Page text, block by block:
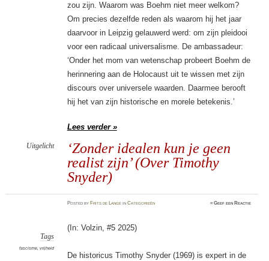
zou zijn. Waarom was Boehm niet meer welkom?
Om precies dezelfde reden als waarom hij het jaar
daarvoor in Leipzig gelauwerd werd: om zijn pleidooi
voor een radicaal universalisme. De ambassadeur:
‘Onder het mom van wetenschap probeert Boehm de
herinnering aan de Holocaust uit te wissen met zijn
discours over universele waarden. Daarmee berooft
hij het van zijn historische en morele betekenis.’
Lees verder »
‘Zonder idealen kun je geen
realist zijn’ (Over Timothy
Snyder)
Uitgelicht
Postedby Frits de Lange inCategorieën ≈Geef een Reactie
Tags
fascisme, vrijheid
(In: Volzin, #5 2025)
De historicus Timothy Snyder (1969) is expert in de